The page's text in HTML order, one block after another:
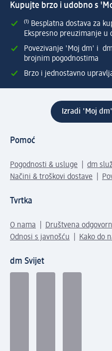
Kupujte brzo i udobno s
⁽¹⁾ Besplatna dostava za
Ekspresno preuzimanje u
Povezivanje 'Moj dm' i
brojnim pogodnostima
Brzo i jednostavno
Izradi 'Moj
Pomoć
Pogodnosti & usluge
dm
Načini & troškovi dostave
Tvrtka
O nama Društvena
Odnosi s javnošću
Kako do
dm Svijet